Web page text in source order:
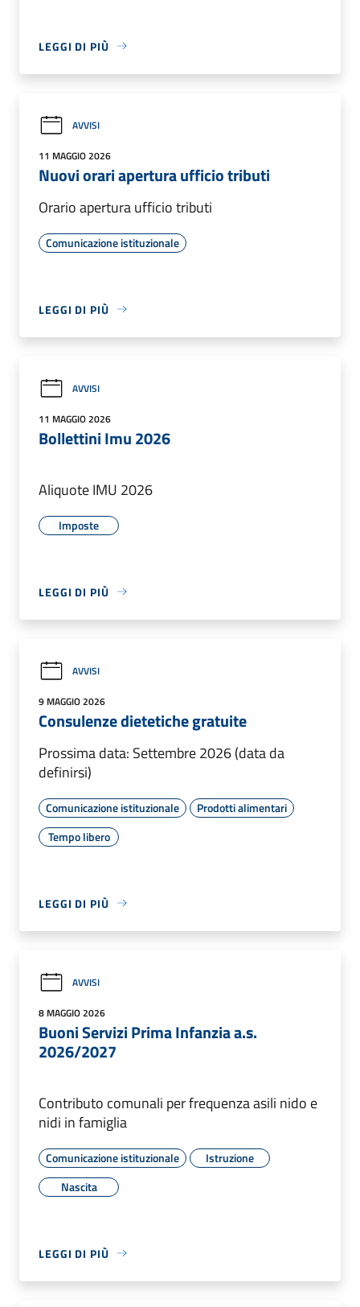
LEGGI DI PIÙ
AVVISI
11 MAGGIO 2026
Nuovi orari apertura ufficio tributi
Orario apertura ufficio tributi
Comunicazione istituzionale
LEGGI DI PIÙ
AVVISI
11 MAGGIO 2026
Bollettini Imu 2026
Aliquote IMU 2026
Imposte
LEGGI DI PIÙ
AVVISI
9 MAGGIO 2026
Consulenze dietetiche gratuite
Prossima data: Settembre 2026 (data da
definirsi)
Comunicazione istituzionale
Prodotti alimentari
Tempo libero
LEGGI DI PIÙ
AVVISI
8 MAGGIO 2026
Buoni Servizi Prima Infanzia a.s.
2026/2027
Contributo comunali per frequenza asili nido e
nidi in famiglia
Comunicazione istituzionale
Istruzione
Nascita
LEGGI DI PIÙ